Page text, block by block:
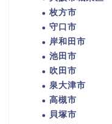
枚方市
守口市
岸和田市
池田市
吹田市
泉大津市
高槻市
貝塚市